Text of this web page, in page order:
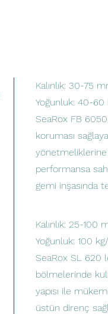
Kalınlık: 30-75
Yoğunluk: 40-60
SeaRox FB
koruması
performansa
gemi inşasında
Kalınlık: 25-100
Yoğunluk: 100
SeaRox SL 620
bölmelerinde
yapısı ile
üstün direnç